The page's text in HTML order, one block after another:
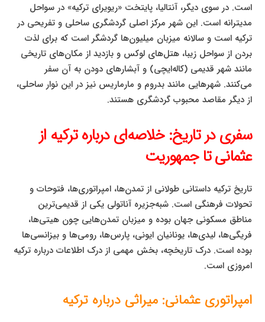
است. در سوی دیگر، آنتالیا، پایتخت «ریویرای ترکیه» در سواحل
مدیترانه است. این شهر مرکز اصلی گردشگری ساحلی و تفریحی در
ترکیه است و سالانه میزبان میلیون‌ها گردشگر است که برای لذت
بردن از سواحل زیبا، هتل‌های لوکس و بازدید از مکان‌های تاریخی
مانند شهر قدیمی (کاله‌ایچی) و آبشارهای دودن به آن سفر
می‌کنند. شهرهایی مانند بدروم و مارماریس نیز در این نوار ساحلی،
از دیگر مقاصد محبوب گردشگری هستند.
سفری در تاریخ: خلاصه‌ای درباره ترکیه از
عثمانی تا جمهوریت
تاریخ ترکیه داستانی طولانی از تمدن‌ها، امپراتوری‌ها، فتوحات و
تحولات فرهنگی است. شبه‌جزیره آناتولی یکی از قدیمی‌ترین
مناطق مسکونی جهان بوده و میزبان تمدن‌هایی چون هیتی‌ها،
فریگی‌ها، لیدی‌ها، یونانیان ایونی، پارس‌ها، رومی‌ها و بیزانسی‌ها
بوده است. درک تاریخچه، بخش مهمی از درک اطلاعات درباره ترکیه
امروزی است.
امپراتوری عثمانی: میراثی درباره ترکیه